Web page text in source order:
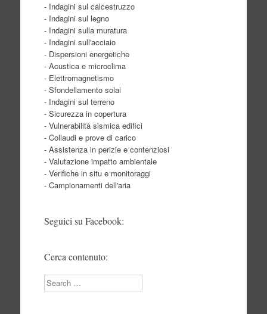
- Indagini sul calcestruzzo
- Indagini sul legno
- Indagini sulla muratura
- Indagini sull'acciaio
- Dispersioni energetiche
- Acustica e microclima
- Elettromagnetismo
- Sfondellamento solai
- Indagini sul terreno
- Sicurezza in copertura
- Vulnerabilità sismica edifici
- Collaudi e prove di carico
- Assistenza in perizie e contenziosi
- Valutazione impatto ambientale
- Verifiche in situ e monitoraggi
- Campionamenti dell'aria
Seguici su Facebook:
Cerca contenuto:
Search